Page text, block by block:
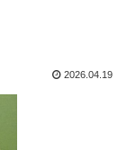
2026.04.19